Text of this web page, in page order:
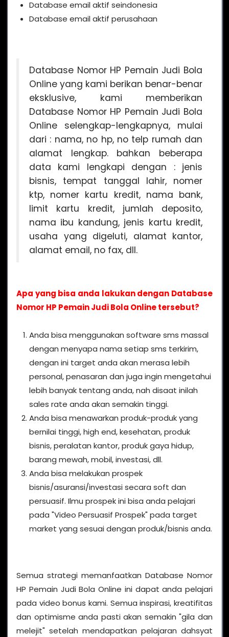
Database email aktif seindonesia
Database email aktif perusahaan
Database Nomor HP Pemain Judi Bola
Online yang kami berikan benar-benar
eksklusive, kami memberikan
Database Nomor HP Pemain Judi Bola
Online selengkap-lengkapnya, mulai
dari : nama, no hp, no telp rumah dan
alamat lengkap. bahkan beberapa
data kami lengkapi dengan : jenis
bisnis, tempat tanggal lahir, nomer
ktp, nomer kartu kredit, nama bank,
limit kartu kredit, jumlah deposito,
nama ibu kandung, jenis kartu kredit,
usaha yang digeluti, alamat kantor,
alamat email, no fax, dll.
Apa yang bisa anda lakukan dengan Database
Nomor HP Pemain Judi Bola Online tersebut?
Anda bisa menggunakan software sms massal
dengan menyapa nama setiap sms terkirim,
dengan ini target anda akan merasa lebih
personal, penasaran dan juga ingin mengetahui
lebih banyak tentang anda, nah disaat inilah
sales rate anda akan semakin tinggi.
Anda bisa menawarkan produk-produk yang
bernilai tinggi, high end, kesehatan, produk
bisnis, peralatan kantor, produk gaya hidup,
barang mewah, mobil, investasi, dll.
Anda bisa melakukan prospek
bisnis/asuransi/investasi secara soft dan
persuasif. Ilmu prospek ini bisa anda pelajari
pada "Video Persuasif Prospek" pada target
market yang sesuai dengan produk/bisnis anda.
Semua strategi memanfaatkan Database Nomor
HP Pemain Judi Bola Online ini dapat anda pelajari
pada video bonus kami. Semua inspirasi, kreatifitas
dan optimisme anda pasti akan semakin "gila dan
melejit" setelah mendapatkan pelajaran dahsyat